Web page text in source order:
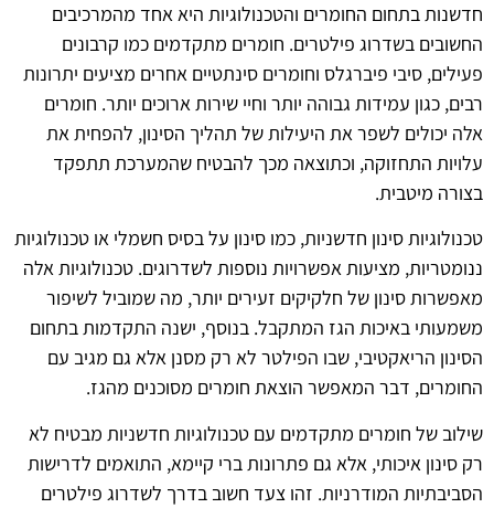
חדשנות בתחום החומרים והטכנולוגיות היא אחד מהמרכיבים
החשובים בשדרוג פילטרים. חומרים מתקדמים כמו קרבונים
פעילים, סיבי פיברגלס וחומרים סינתטיים אחרים מציעים יתרונות
רבים, כגון עמידות גבוהה יותר וחיי שירות ארוכים יותר. חומרים
אלה יכולים לשפר את היעילות של תהליך הסינון, להפחית את
עלויות התחזוקה, וכתוצאה מכך להבטיח שהמערכת תתפקד
בצורה מיטבית.
טכנולוגיות סינון חדשניות, כמו סינון על בסיס חשמלי או טכנולוגיות
ננומטריות, מציעות אפשרויות נוספות לשדרוגים. טכנולוגיות אלה
מאפשרות סינון של חלקיקים זעירים יותר, מה שמוביל לשיפור
משמעותי באיכות הגז המתקבל. בנוסף, ישנה התקדמות בתחום
הסינון הריאקטיבי, שבו הפילטר לא רק מסנן אלא גם מגיב עם
החומרים, דבר המאפשר הוצאת חומרים מסוכנים מהגז.
שילוב של חומרים מתקדמים עם טכנולוגיות חדשניות מבטיח לא
רק סינון איכותי, אלא גם פתרונות ברי קיימא, התואמים לדרישות
הסביבתיות המודרניות. זהו צעד חשוב בדרך לשדרוג פילטרים